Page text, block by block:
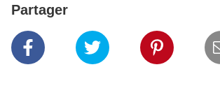
Partager